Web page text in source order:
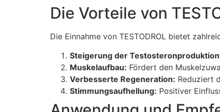
Die Vorteile von
Die Einnahme von TESTODROL bietet
Steigerung der
Muskelaufbau: Fördert den
Verbesserte Regeneration: Reduziert
Stimmungsaufhellung: Positiver